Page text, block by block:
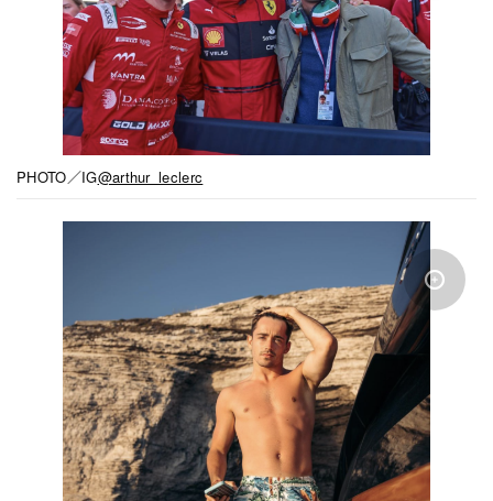
PHOTO／IG@arthur_leclerc